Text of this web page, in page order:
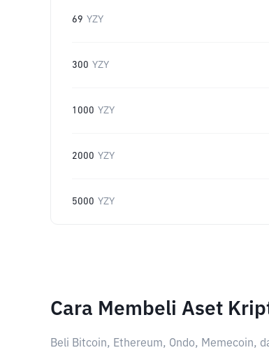
69 YZY
300 YZY
1000 YZY
2000 YZY
5000 YZY
Cara Membeli Aset
Beli Bitcoin, Ethereum, Ondo, Memecoin,